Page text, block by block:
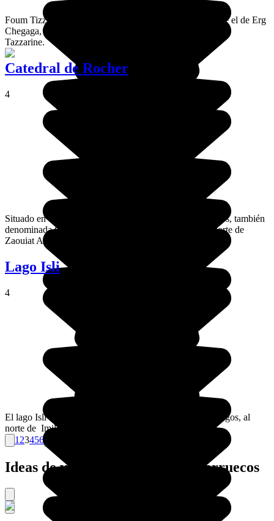
Foum Tizza es un desierto más pequeño y más rocoso que el de Erg
Chegaga, está situado a algunos kilómetros de la ciudad de
Tazzarine.
Catedral de Rocher
4
Situado en el Alto Atlas central, la Cathédrale des Rochers, también
denominada Cathédrale de Mastfrane, se encuentra al norte de
Zaouiat Ahansal.
Lago Isli
4
El lago Isli está situado en la región de la meseta de los lagos, al
norte de Imilchil, al lado del djebel Msedrid.
1 23456
Ideas de viajes organizados a Marruecos